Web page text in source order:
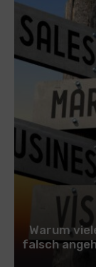
Warum
falsch